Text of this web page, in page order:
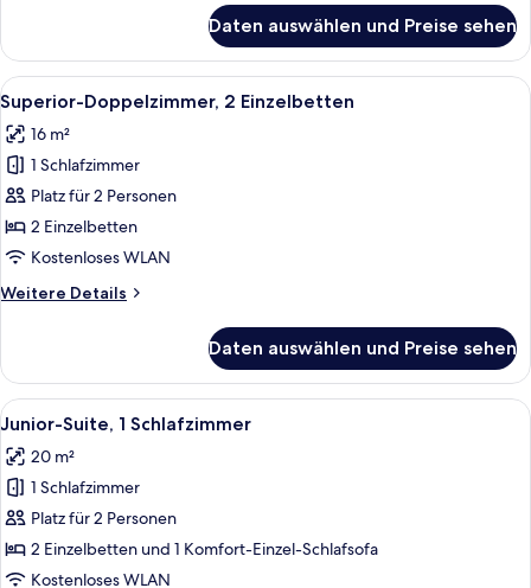
Doppel-
oder
-
Zweibettzimmer,
eingeschränkter
Meerblick
Daten auswählen und Preise sehen
Alle
Fotos
für
Superior-
Doppelzimmer,
2 Einzelbetten
anzeigen
Superior-Doppelzimmer, 2
5
Superior-Doppelzimmer, 2 Einzelbetten
16 m²
1 Schlafzimmer
Platz für 2 Personen
2 Einzelbetten
Kostenloses WLAN
Weitere Details
Weitere
Doppelzimmer,
2 Einzelbetten
Daten auswählen und Preise sehen
Alle
Fotos
für
Junior-
Suite,
1
Schlafzimmer
Ein Hotelzimmer mit einem Bett,
7
Junior-Suite, 1 Schlafzimmer
20 m²
1 Schlafzimmer
Platz für 2 Personen
2 Einzelbetten und 1 Komfort-Einzel-Schlafsofa
Kostenloses WLAN